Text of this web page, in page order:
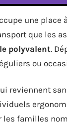
une place
que les
polyvalent.
ou
reviennent
familles